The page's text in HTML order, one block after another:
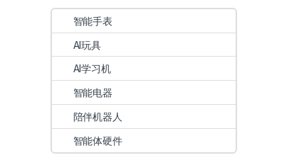
智能手表
AI玩具
AI学习机
智能电器
陪伴机器人
智能体硬件